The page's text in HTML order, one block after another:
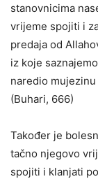
stanovnicima
vrijeme spojiti i
predaja od
iz koje
naredio mujezinu
(Buhari, 666)
Također je
tačno njegovo
spojiti i klanjati